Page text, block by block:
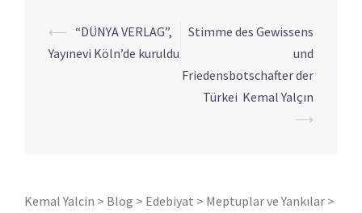
Yazı
dolaşımı
⟵ “DÜNYA VERLAG”,
Yayınevi Köln’de kuruldu
Stimme des Gewissens
und
Friedensbotschafter der
Türkei Kemal Yalçın
⟶
Kemal Yalcin > Blog > Edebiyat > Meptuplar ve Yankılar >